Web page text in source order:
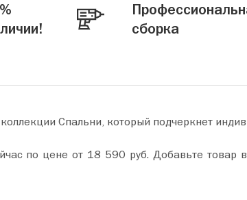
сборка
Спальни, который подчеркнет
и оформите покупку всего за пару минут.